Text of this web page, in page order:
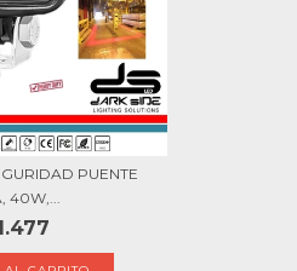
PUENTE
40W,...